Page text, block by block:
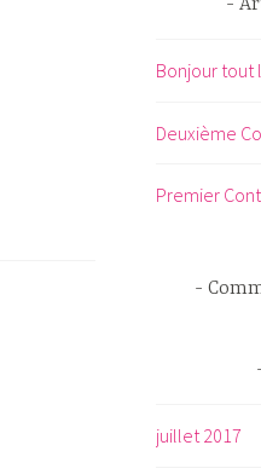
c
e
Bonjour tout
Deuxième
Premier
juillet 2017